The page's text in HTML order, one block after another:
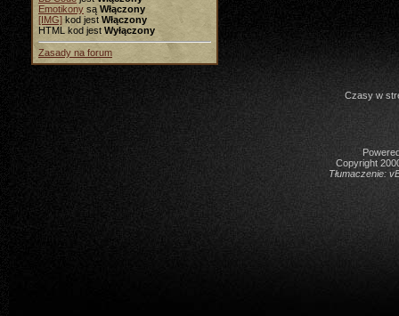
Emotikony są Włączony
[IMG] kod jest Włączony
HTML kod jest Wyłączony
Zasady na forum
Czasy w
Copyright
Tłumaczenie: